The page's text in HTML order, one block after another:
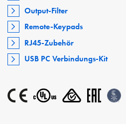
Output-Filter
Remote-Keypads
RJ45-Zubehör
USB PC Verbindungs-Kit